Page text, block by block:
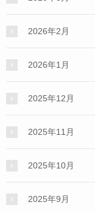
2026年2月
2026年1月
2025年12月
2025年11月
2025年10月
2025年9月